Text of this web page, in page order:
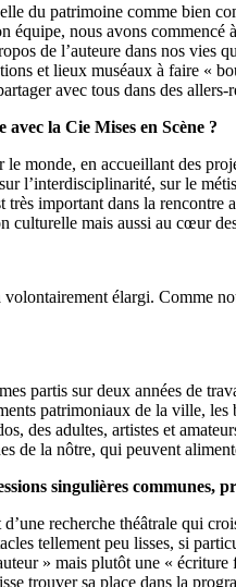
du patrimoine comme bien
équipe, nous avons
de l’auteure dans nos vies
et lieux muséaux à faire «
avec tous dans des allers-
la Cie Mises en Scène ?
monde, en accueillant des
l’interdisciplinarité, sur le
important dans la rencontre
culturelle mais aussi au cœur
élargi. Comme
partis sur deux années de
patrimoniaux de la ville,
des adultes, artistes et
de la nôtre, qui peuvent
singulières communes,
recherche théâtrale qui
tellement peu lisses, si
» mais plutôt une «
trouver sa place dans la